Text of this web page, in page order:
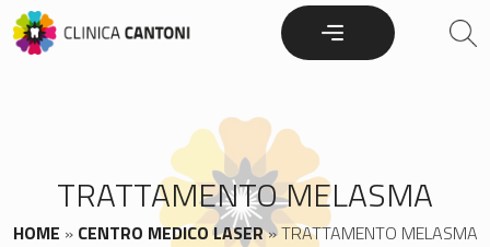
Skip
to
TRATTAMENTO MELASMA
HOME » CENTRO MEDICO LASER»TRATTAMENTO MELASMA